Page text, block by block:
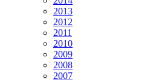
2013
2012
2011
2010
2009
2008
2007